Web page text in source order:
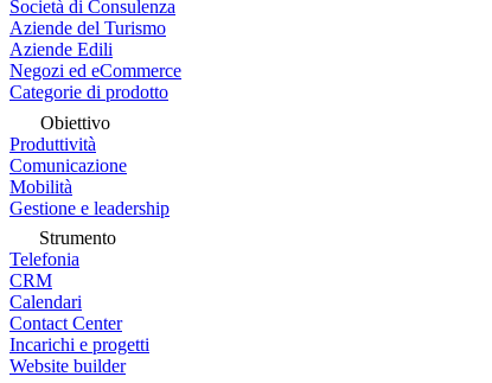
Società di Consulenza
Aziende del Turismo
Aziende Edili
Negozi ed eCommerce
Categorie di prodotto
Obiettivo
Produttività
Comunicazione
Mobilità
Gestione e leadership
Strumento
Telefonia
CRM
Calendari
Contact Center
Incarichi e progetti
Website builder